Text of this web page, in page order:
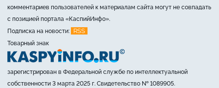
комментариев пользователей к материалам сайта могут не совпадать
с позицией портала «КаспийИнфо».
Подписка на новости:
RSS
Товарный знак
зарегистрирован в Федеральной службе по интеллектуальной
собственности 3 марта 2025 г. Свидетельство № 1089905.